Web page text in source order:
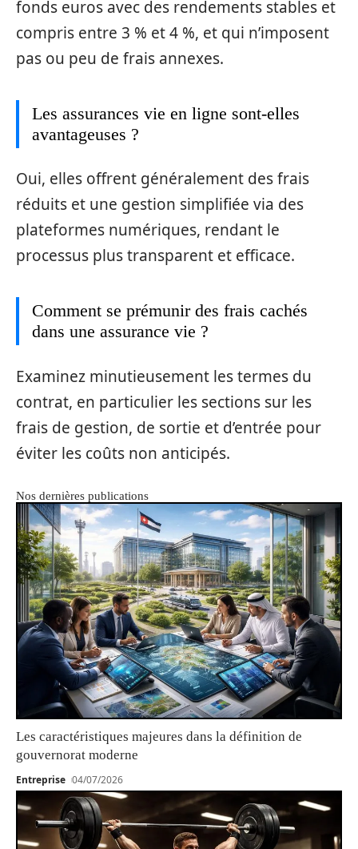
fonds euros avec des rendements stables et
compris entre 3 % et 4 %, et qui n’imposent
pas ou peu de frais annexes.
Les assurances vie en ligne sont-elles
avantageuses ?
Oui, elles offrent généralement des frais
réduits et une gestion simplifiée via des
plateformes numériques, rendant le
processus plus transparent et efficace.
Comment se prémunir des frais cachés
dans une assurance vie ?
Examinez minutieusement les termes du
contrat, en particulier les sections sur les
frais de gestion, de sortie et d’entrée pour
éviter les coûts non anticipés.
Nos dernières publications
Les caractéristiques majeures dans la définition de
gouvernorat moderne
Entreprise 04/07/2026